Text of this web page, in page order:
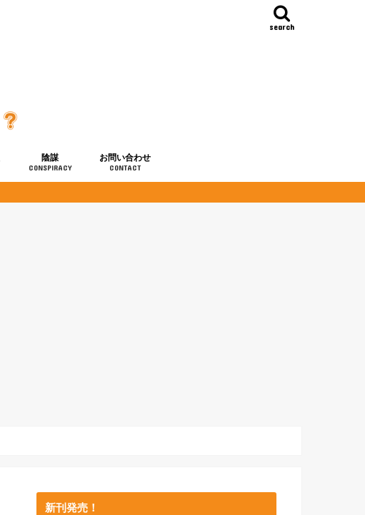
search
陰謀
CONSPIRACY
お問い合わせ
CONTACT
新刊発売！